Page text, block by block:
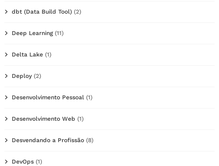
dbt (Data Build Tool) (2)
Deep Learning(11)
Delta Lake (1)
Deploy (2)
Desenvolvimento Pessoal (1)
Desenvolvimento Web (1)
Desvendando a Profissão (8)
DevOps (1)